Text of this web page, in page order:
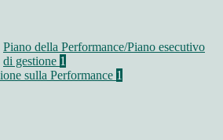
Piano della Performance/Piano esecutivo
di gestione 1
sulla Performance 1